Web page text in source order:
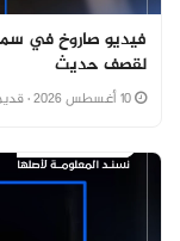
لقصف حديث
·